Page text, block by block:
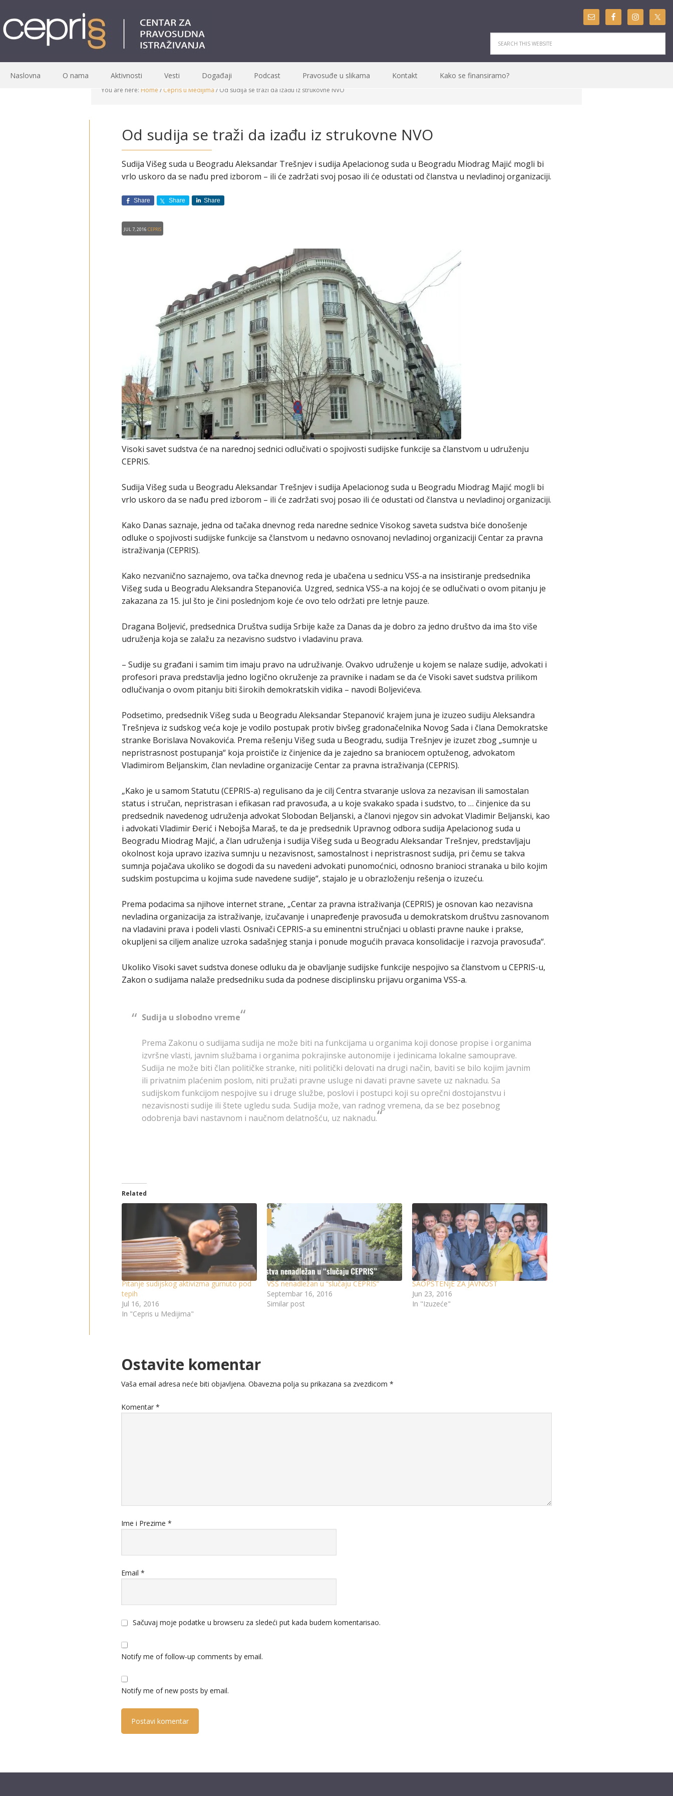
Naslovna O nama Aktivnosti Vesti Događaji Podcast Pravosuđe u slikama Kontakt Kako se finansiramo?
You are here: Home /Cepris u Medijima /Od sudija se traži da izađu iz strukovne NVO
Od sudija se traži da izađu iz strukovne NVO
Sudija Višeg suda u Beogradu Aleksandar Trešnjev i sudija Apelacionog suda u Beogradu Miodrag Majić mogli bi
vrlo uskoro da se nađu pred izborom – ili će zadržati svoj posao ili će odustati od članstva u nevladinoj organizaciji.
Share Share Share
Jul 7, 2016CEPRIS
Visoki savet sudstva će na narednoj sednici odlučivati o spojivosti sudijske funkcije sa članstvom u udruženju
CEPRIS.
Sudija Višeg suda u Beogradu Aleksandar Trešnjev i sudija Apelacionog suda u Beogradu Miodrag Majić mogli bi
vrlo uskoro da se nađu pred izborom – ili će zadržati svoj posao ili će odustati od članstva u nevladinoj organizaciji.
Kako Danas saznaje, jedna od tačaka dnevnog reda naredne sednice Visokog saveta sudstva biće donošenje
odluke o spojivosti sudijske funkcije sa članstvom u nedavno osnovanoj nevladinoj organizaciji Centar za pravna
istraživanja (CEPRIS).
Kako nezvanično saznajemo, ova tačka dnevnog reda je ubačena u sednicu VSS-a na insistiranje predsednika
Višeg suda u Beogradu Aleksandra Stepanovića. Uzgred, sednica VSS-a na kojoj će se odlučivati o ovom pitanju je
zakazana za 15. jul što je čini poslednjom koje će ovo telo održati pre letnje pauze.
Dragana Boljević, predsednica Društva sudija Srbije kaže za Danas da je dobro za jedno društvo da ima što više
udruženja koja se zalažu za nezavisno sudstvo i vladavinu prava.
– Sudije su građani i samim tim imaju pravo na udruživanje. Ovakvo udruženje u kojem se nalaze sudije, advokati i
profesori prava predstavlja jedno logično okruženje za pravnike i nadam se da će Visoki savet sudstva prilikom
odlučivanja o ovom pitanju biti širokih demokratskih vidika – navodi Boljevićeva.
Podsetimo, predsednik Višeg suda u Beogradu Aleksandar Stepanović krajem juna je izuzeo sudiju Aleksandra
Trešnjeva iz sudskog veća koje je vodilo postupak protiv bivšeg gradonačelnika Novog Sada i člana Demokratske
stranke Borislava Novakovića. Prema rešenju Višeg suda u Beogradu, sudija Trešnjev je izuzet zbog „sumnje u
nepristrasnost postupanja“ koja proističe iz činjenice da je zajedno sa braniocem optuženog, advokatom
Vladimirom Beljanskim, član nevladine organizacije Centar za pravna istraživanja (CEPRIS).
„Kako je u samom Statutu (CEPRIS-a) regulisano da je cilj Centra stvaranje uslova za nezavisan ili samostalan
status i stručan, nepristrasan i efikasan rad pravosuđa, a u koje svakako spada i sudstvo, to … činjenice da su
predsednik navedenog udruženja advokat Slobodan Beljanski, a članovi njegov sin advokat Vladimir Beljanski, kao
i advokati Vladimir Đerić i Nebojša Maraš, te da je predsednik Upravnog odbora sudija Apelacionog suda u
Beogradu Miodrag Majić, a član udruženja i sudija Višeg suda u Beogradu Aleksandar Trešnjev, predstavljaju
okolnost koja upravo izaziva sumnju u nezavisnost, samostalnost i nepristrasnost sudija, pri čemu se takva
sumnja pojačava ukoliko se dogodi da su navedeni advokati punomoćnici, odnosno branioci stranaka u bilo kojim
sudskim postupcima u kojima sude navedene sudije“, stajalo je u obrazloženju rešenja o izuzeću.
Prema podacima sa njihove internet strane, „Centar za pravna istraživanja (CEPRIS) je osnovan kao nezavisna
nevladina organizacija za istraživanje, izučavanje i unapređenje pravosuđa u demokratskom društvu zasnovanom
na vladavini prava i podeli vlasti. Osnivači CEPRIS-a su eminentni stručnjaci u oblasti pravne nauke i prakse,
okupljeni sa ciljem analize uzroka sadašnjeg stanja i ponude mogućih pravaca konsolidacije i razvoja pravosuđa“.
Ukoliko Visoki savet sudstva donese odluku da je obavljanje sudijske funkcije nespojivo sa članstvom u CEPRIS-u,
Zakon o sudijama nalaže predsedniku suda da podnese disciplinsku prijavu organima VSS-a.
Sudija u slobodno vreme
Prema Zakonu o sudijama sudija ne može biti na funkcijama u organima koji donose propise i organima
izvršne vlasti, javnim službama i organima pokrajinske autonomije i jedinicama lokalne samouprave.
Sudija ne može biti član političke stranke, niti politički delovati na drugi način, baviti se bilo kojim javnim
ili privatnim plaćenim poslom, niti pružati pravne usluge ni davati pravne savete uz naknadu. Sa
sudijskom funkcijom nespojive su i druge službe, poslovi i postupci koji su oprečni dostojanstvu i
nezavisnosti sudije ili štete ugledu suda. Sudija može, van radnog vremena, da se bez posebnog
odobrenja bavi nastavnom i naučnom delatnošću, uz naknadu.
Related
Pitanje sudijskog aktivizma gurnuto pod
tepih
Jul 16, 2016
In "Cepris u Medijima"
VSS nenadležan u “slučaju CEPRIS”
Septembar 16, 2016
Similar post
SAOPŠTENjE ZA JAVNOST
Jun 23, 2016
In "Izuzeće"
Ostavite komentar
Vaša email adresa neće biti objavljena. Obavezna polja su prikazana sa zvezdicom *
Komentar *
Ime i Prezime *
Email *
Sačuvaj moje podatke u browseru za sledeći put kada budem komentarisao.
Notify me of follow-up comments by email.
Notify me of new posts by email.